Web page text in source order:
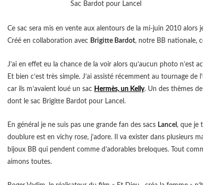
Sac Bardot pour Lancel
Ce sac sera mis en vente aux alentours de la mi-juin 2010 alors
Créé en collaboration avec Brigitte Bardot, notre BB nationale,
J’ai en effet eu la chance de la voir alors qu’aucun photo n’est
Et bien c’est très simple. J’ai assisté récemment au tournage
car ils m’avaient loué un sac Hermès, un Kelly. Un des thèmes
dont le sac Brigitte Bardot pour Lancel.
En général je ne suis pas une grande fan des sacs Lancel , que je
doublure est en vichy rose, j’adore. Il va exister dans plusieurs
bijoux BB qui pendent comme d’adorables breloques. Tout
aimons toutes.